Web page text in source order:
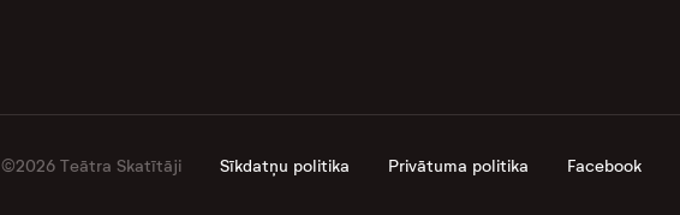
©2026 Teātra Skatītāji Sīkdatņu politika Privātuma politika Facebook